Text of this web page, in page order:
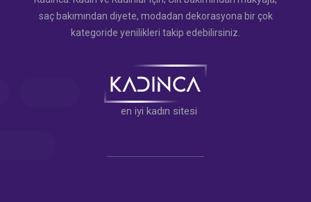
saç bakımından diyete, modadan dekorasyona bir çok
kategoride yenilikleri takip edebilirsiniz.
en iyi kadın sitesi